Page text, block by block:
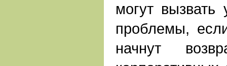
могут вызвать
проблемы,
начнут